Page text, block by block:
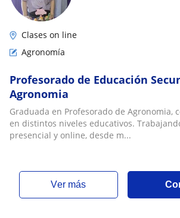
Clases on line
Agronomía
Profesorado de Educación
Agronomia
Graduada en Profesorado de Agronomia,
en distintos niveles educativos.
presencial y online, desde m...
ver más